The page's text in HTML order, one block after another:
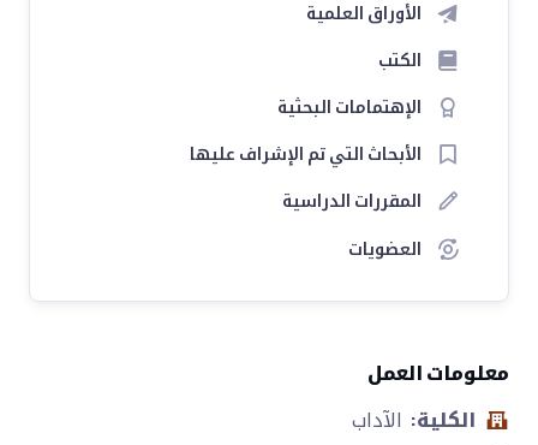
الأوراق العلمية
الكتب
الإهتمامات البحثية
الأبحاث التي تم الإشراف عليها
المقررات الدراسية
العضويات
معلومات العمل
الكلية: الآداب